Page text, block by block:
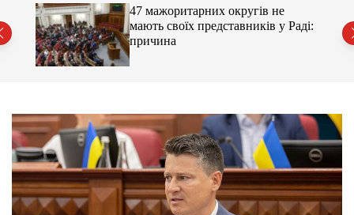
у
о
л
ь
г
р
е
ж
и
м
у
47 мажоритарних округів не
мають своїх представників у Раді:
причина